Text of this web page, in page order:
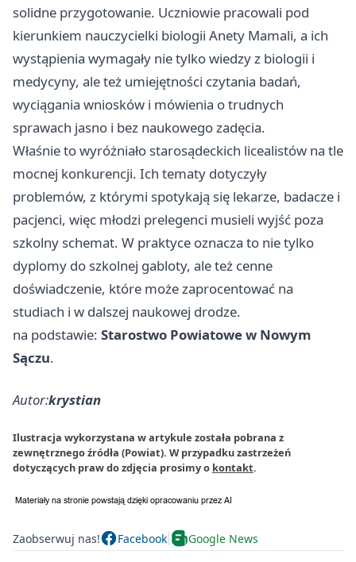
solidne przygotowanie. Uczniowie pracowali pod
kierunkiem nauczycielki biologii Anety Mamali, a ich
wystąpienia wymagały nie tylko wiedzy z biologii i
medycyny, ale też umiejętności czytania badań,
wyciągania wniosków i mówienia o trudnych
sprawach jasno i bez naukowego zadęcia.
Właśnie to wyróżniało starosądeckich licealistów na tle
mocnej konkurencji. Ich tematy dotyczyły
problemów, z którymi spotykają się lekarze, badacze i
pacjenci, więc młodzi prelegenci musieli wyjść poza
szkolny schemat. W praktyce oznacza to nie tylko
dyplomy do szkolnej gabloty, ale też cenne
doświadczenie, które może zaprocentować na
studiach i w dalszej naukowej drodze.
na podstawie: Starostwo Powiatowe w Nowym
Sączu.
Autor:krystian
Ilustracja wykorzystana w artykule została pobrana z
zewnętrznego źródła (Powiat). W przypadku zastrzeżeń
dotyczących praw do zdjęcia prosimy o kontakt.
Zaobserwuj nas! Facebook Google News